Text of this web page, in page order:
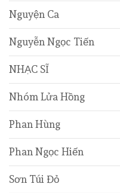
Nguyện Ca
Nguyễn Ngọc Tiến
NHẠC SĨ
Nhóm Lửa Hồng
Phan Hùng
Phan Ngọc Hiến
Sơn Túi Đỏ